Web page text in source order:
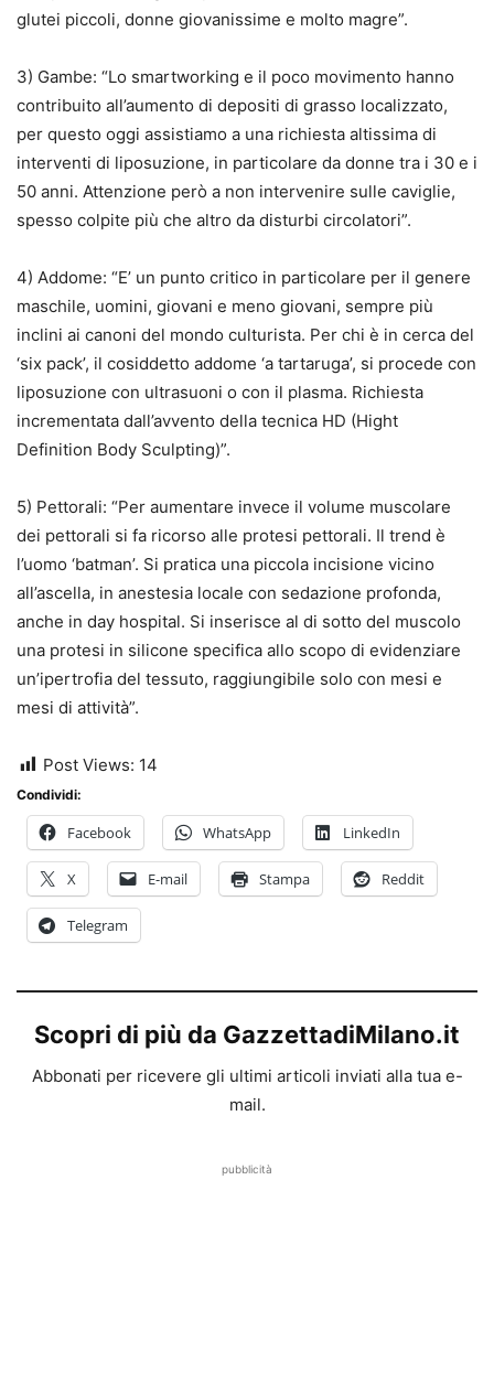
glutei piccoli, donne giovanissime e molto magre”.
3) Gambe: “Lo smartworking e il poco movimento hanno
contribuito all’aumento di depositi di grasso localizzato,
per questo oggi assistiamo a una richiesta altissima di
interventi di liposuzione, in particolare da donne tra i 30 e i
50 anni. Attenzione però a non intervenire sulle caviglie,
spesso colpite più che altro da disturbi circolatori”.
4) Addome: “E’ un punto critico in particolare per il genere
maschile, uomini, giovani e meno giovani, sempre più
inclini ai canoni del mondo culturista. Per chi è in cerca del
‘six pack’, il cosiddetto addome ‘a tartaruga’, si procede con
liposuzione con ultrasuoni o con il plasma. Richiesta
incrementata dall’avvento della tecnica HD (Hight
Definition Body Sculpting)”.
5) Pettorali: “Per aumentare invece il volume muscolare
dei pettorali si fa ricorso alle protesi pettorali. Il trend è
l’uomo ‘batman’. Si pratica una piccola incisione vicino
all’ascella, in anestesia locale con sedazione profonda,
anche in day hospital. Si inserisce al di sotto del muscolo
una protesi in silicone specifica allo scopo di evidenziare
un’ipertrofia del tessuto, raggiungibile solo con mesi e
mesi di attività”.
Post Views: 14
Condividi:
Facebook WhatsApp LinkedIn
X E-mail Stampa Reddit
Telegram
Scopri di più da GazzettadiMilano.it
Abbonati per ricevere gli ultimi articoli inviati alla tua e-
mail.
pubblicità